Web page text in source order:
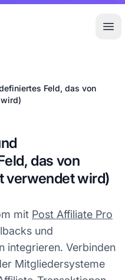
Feld, das von
das von
verwendet wird)
mit Post Affiliate Pro
und
integrieren. Verbinden
Mitgliedersysteme